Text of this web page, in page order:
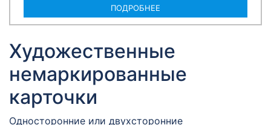
ПОДРОБНЕЕ
Художественные
немаркированные
карточки
Односторонние или двухсторонние